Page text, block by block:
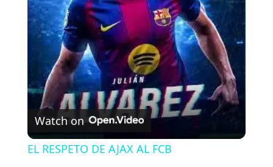
a
y
V
i
Watch on
EL RESPETO DE AJAX AL FCB